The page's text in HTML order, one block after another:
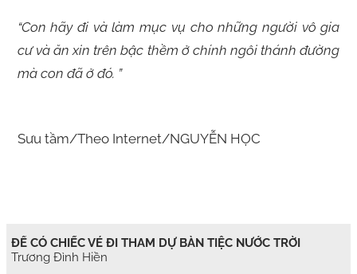
“Con hãy đi và làm mục vụ cho những người vô gia
cư và ăn xin trên bậc thềm ở chính ngôi thánh đường
mà con đã ở đó. ”
Sưu tầm/Theo Internet/NGUYỄN HỌC
ĐỂ CÓ CHIẾC VÉ ĐI THAM DỰ BÀN TIỆC NƯỚC TRỜI
Trương Đình Hiền